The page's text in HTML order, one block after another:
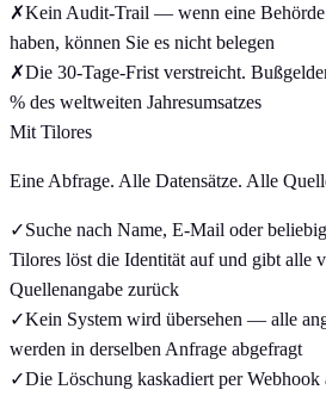
✗Kein Audit-Trail — wenn eine Behörde
haben, können Sie es nicht belegen
✗Die 30-Tage-Frist verstreicht.
% des weltweiten Jahresumsatzes
Mit Tilores
Eine Abfrage. Alle Datensätze. Alle
✓Suche nach Name, E-Mail oder
Tilores löst die Identität auf und gibt alle
Quellenangabe zurück
✓Kein System wird übersehen — alle
werden in derselben Anfrage abgefragt
✓Die Löschung kaskadiert per